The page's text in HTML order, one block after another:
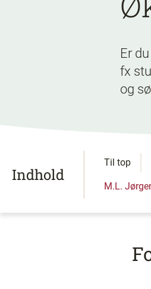
Er
fx
og
Indhold
Til top
M.L.